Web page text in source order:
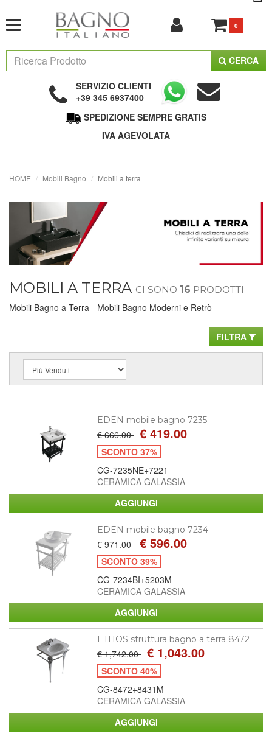
0
CERCA
SERVIZIO CLIENTI
+39 345 6937400
SPEDIZIONE SEMPRE GRATIS
IVA AGEVOLATA
HOME Mobili Bagno Mobili a terra
MOBILI A TERRA CI SONO 16 PRODOTTI
Mobili Bagno a Terra - Mobili Bagno Moderni e Retrò
FILTRA
EDEN mobile bagno 7235
€ 666.00 € 419.00
SCONTO 37%
CG-7235NE+7221
CERAMICA GALASSIA
EDEN mobile bagno 7234
€ 971.00 € 596.00
SCONTO 39%
CG-7234BI+5203M
CERAMICA GALASSIA
ETHOS struttura bagno a terra 8472
€ 1,742.00 € 1,043.00
SCONTO 40%
CG-8472+8431M
CERAMICA GALASSIA